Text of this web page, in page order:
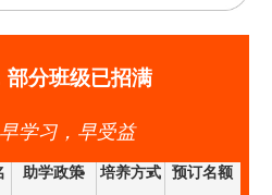
部分班级已招满
学习，早受益
助学政策 培养方式 预订名额
能+升学 在线报名
+升学 在线报名